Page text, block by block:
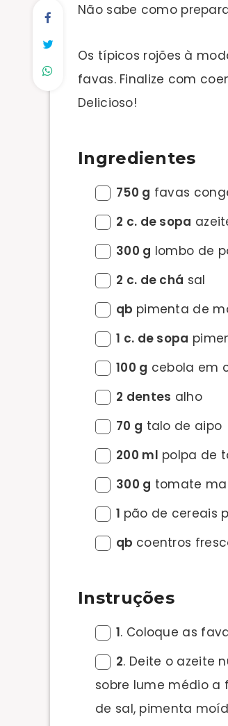
Não sabe como
Os típicos rojões à
favas. Finalize com
Delicioso!
Ingredientes
750 g favas
2 c. de sopa
300 g lombo de
2 c. de chá sal
qb pimenta de
1 c. de sopa
100 g cebola em
2 dentes alho
70 g talo de aipo
200 ml polpa de
300 g tomate
1 pão de cereais
qb coentros
Instruções
1. Coloque as
2. Deite o azeite
sobre lume médio a
de sal, pimenta